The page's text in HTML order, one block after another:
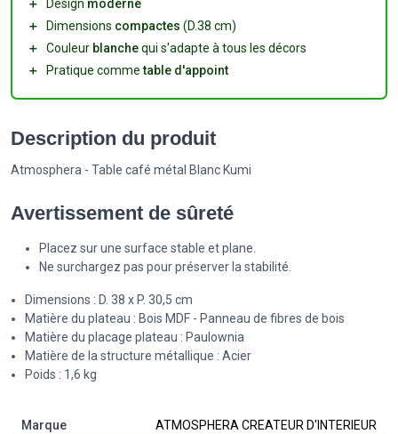
＋ Design moderne
＋
Dimensions compactes (D.38 cm)
＋
Couleur blanchequi s'adapte à tous les décors
＋
Pratique commetable d'appoint
Description du produit
Atmosphera - Table café métal Blanc Kumi
Avertissement de sûreté
Placez sur une surface stable et plane.
Ne surchargez pas pour préserver la stabilité.
Dimensions : D. 38 x P. 30,5 cm
Matière du plateau : Bois MDF - Panneau de fibres de bois
Matière du placage plateau : Paulownia
Matière de la structure métallique : Acier
Poids : 1,6 kg
Marque
‎ATMOSPHERA CREATEUR D'INTERIEUR